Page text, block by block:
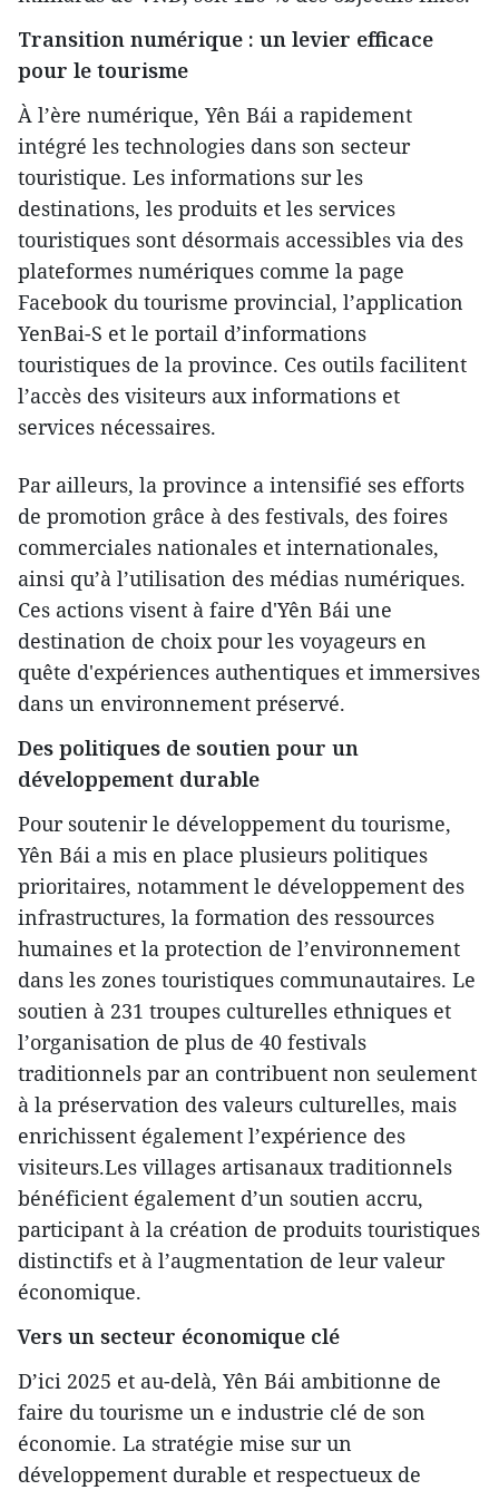
Transition numérique : un levier efficace
pour le tourisme
À l’ère numérique, Yên Bái a rapidement
intégré les technologies dans son secteur
touristique. Les informations sur les
destinations, les produits et les services
touristiques sont désormais accessibles via des
plateformes numériques comme la page
Facebook du tourisme provincial, l’application
YenBai-S et le portail d’informations
touristiques de la province. Ces outils facilitent
l’accès des visiteurs aux informations et
services nécessaires.
Par ailleurs, la province a intensifié ses efforts
de promotion grâce à des festivals, des foires
commerciales nationales et internationales,
ainsi qu’à l’utilisation des médias numériques.
Ces actions visent à faire d'Yên Bái une
destination de choix pour les voyageurs en
quête d'expériences authentiques et immersives
dans un environnement préservé.
Des politiques de soutien pour un
développement durable
Pour soutenir le développement du tourisme,
Yên Bái a mis en place plusieurs politiques
prioritaires, notamment le développement des
infrastructures, la formation des ressources
humaines et la protection de l’environnement
dans les zones touristiques communautaires. Le
soutien à 231 troupes culturelles ethniques et
l’organisation de plus de 40 festivals
traditionnels par an contribuent non seulement
à la préservation des valeurs culturelles, mais
enrichissent également l’expérience des
visiteurs.Les villages artisanaux traditionnels
bénéficient également d’un soutien accru,
participant à la création de produits touristiques
distinctifs et à l’augmentation de leur valeur
économique.
Vers un secteur économique clé
D’ici 2025 et au-delà, Yên Bái ambitionne de
faire du tourisme un e industrie clé de son
économie. La stratégie mise sur un
développement durable et respectueux de